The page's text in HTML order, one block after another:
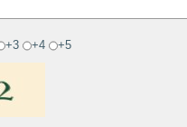
+3 +4
+5